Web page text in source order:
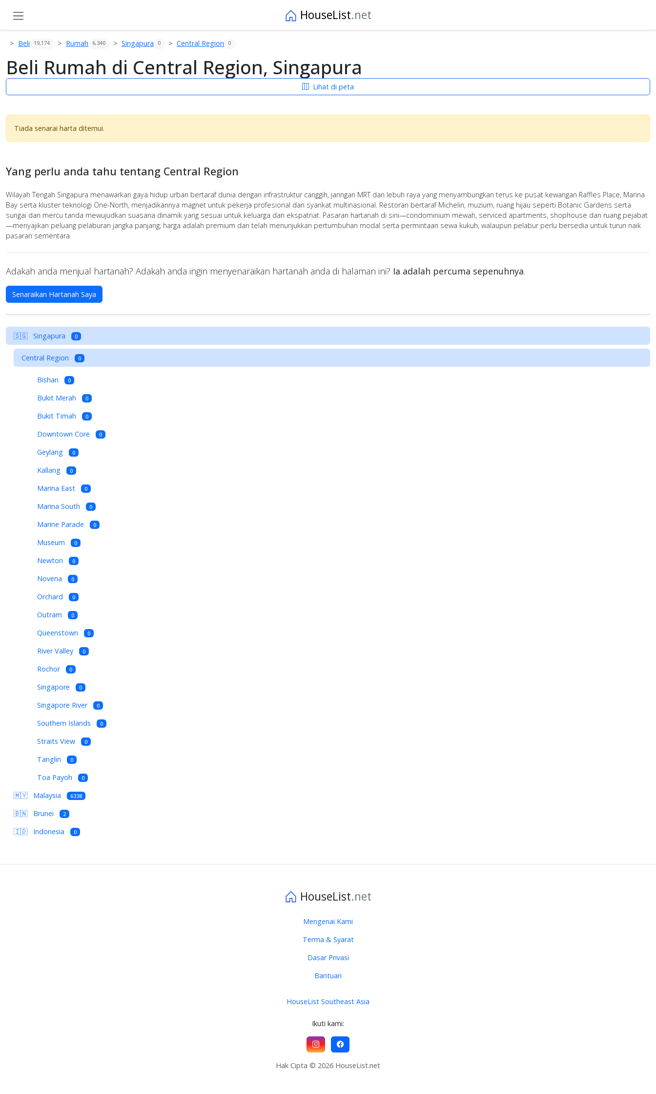
HouseList.net
Beli 19,174 Rumah 6,340 Singapura 0 Central Region 0
Beli Rumah di Central Region, Singapura
Lihat di peta
Tiada senarai harta ditemui.
Yang perlu anda tahu tentang Central Region
Wilayah Tengah Singapura menawarkan gaya hidup urban bertaraf dunia dengan infrastruktur canggih, jaringan MRT dan lebuh raya yang menyambungkan terus ke pusat kewangan Raffles Place, Marina
Bay serta kluster teknologi One-North, menjadikannya magnet untuk pekerja profesional dan syarikat multinasional. Restoran bertaraf Michelin, muzium, ruang hijau seperti Botanic Gardens serta
sungai dan mercu tanda mewujudkan suasana dinamik yang sesuai untuk keluarga dan ekspatriat. Pasaran hartanah di sini—condominium mewah, serviced apartments, shophouse dan ruang pejabat
—menyajikan peluang pelaburan jangka panjang; harga adalah premium dan telah menunjukkan pertumbuhan modal serta permintaan sewa kukuh, walaupun pelabur perlu bersedia untuk turun naik
pasaran sementara.
Adakah anda menjual hartanah? Adakah anda ingin menyenaraikan hartanah anda di halaman ini? Ia adalah percuma sepenuhnya.
Senaraikan Hartanah Saya
🇸🇬 Singapura 0
Central Region 0
Bishan 0
Bukit Merah 0
Bukit Timah 0
Downtown Core 0
Geylang 0
Kallang 0
Marina East 0
Marina South 0
Marine Parade 0
Museum 0
Newton 0
Novena 0
Orchard 0
Outram 0
Queenstown 0
River Valley 0
Rochor 0
Singapore 0
Singapore River 0
Southern Islands 0
Straits View 0
Tanglin 0
Toa Payoh 0
🇲🇾 Malaysia 6338
🇧🇳 Brunei 2
🇮🇩 Indonesia 0
HouseList.net
Mengenai Kami
Terma & Syarat
Dasar Privasi
Bantuan
HouseList Southeast Asia
Ikuti kami:
Hak Cipta © 2026 HouseList.net